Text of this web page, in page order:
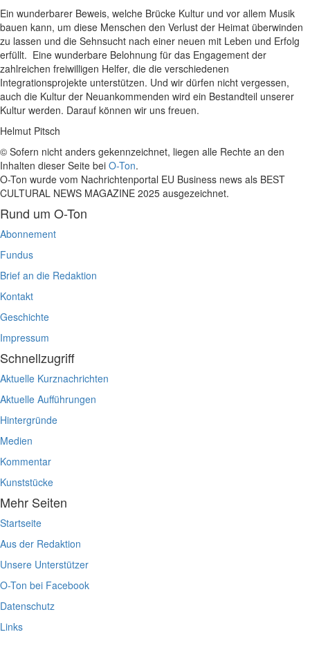
Ein wunderbarer Beweis, welche Brücke Kultur und vor allem Musik
bauen kann, um diese Menschen den Verlust der Heimat überwinden
zu lassen und die Sehnsucht nach einer neuen mit Leben und Erfolg
erfüllt. Eine wunderbare Belohnung für das Engagement der
zahlreichen freiwilligen Helfer, die die verschiedenen
Integrationsprojekte unterstützen. Und wir dürfen nicht vergessen,
auch die Kultur der Neuankommenden wird ein Bestandteil unserer
Kultur werden. Darauf können wir uns freuen.
Helmut Pitsch
© Sofern nicht anders gekennzeichnet, liegen alle Rechte an den
Inhalten dieser Seite bei O-Ton.
O-Ton wurde vom Nachrichtenportal EU Business news als BEST
CULTURAL NEWS MAGAZINE 2025 ausgezeichnet.
Rund um O-Ton
Abonnement
Fundus
Brief an die Redaktion
Kontakt
Geschichte
Impressum
Schnellzugriff
Aktuelle Kurznachrichten
Aktuelle Aufführungen
Hintergründe
Medien
Kommentar
Kunststücke
Mehr Seiten
Startseite
Aus der Redaktion
Unsere Unterstützer
O-Ton bei Facebook
Datenschutz
Links